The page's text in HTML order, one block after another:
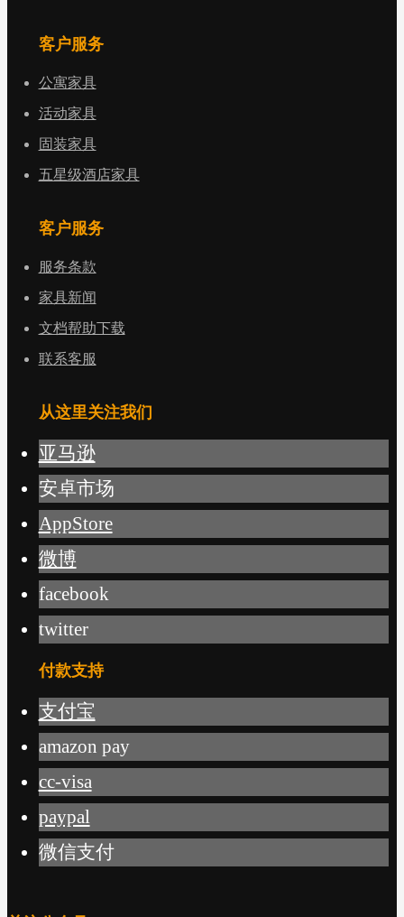
客户服务
公寓家具
活动家具
固装家具
五星级酒店家具
客户服务
服务条款
家具新闻
文档帮助下载
联系客服
从这里关注我们
亚马逊
安卓市场
AppStore
微博
facebook
twitter
付款支持
支付宝
amazon pay
cc-visa
paypal
微信支付